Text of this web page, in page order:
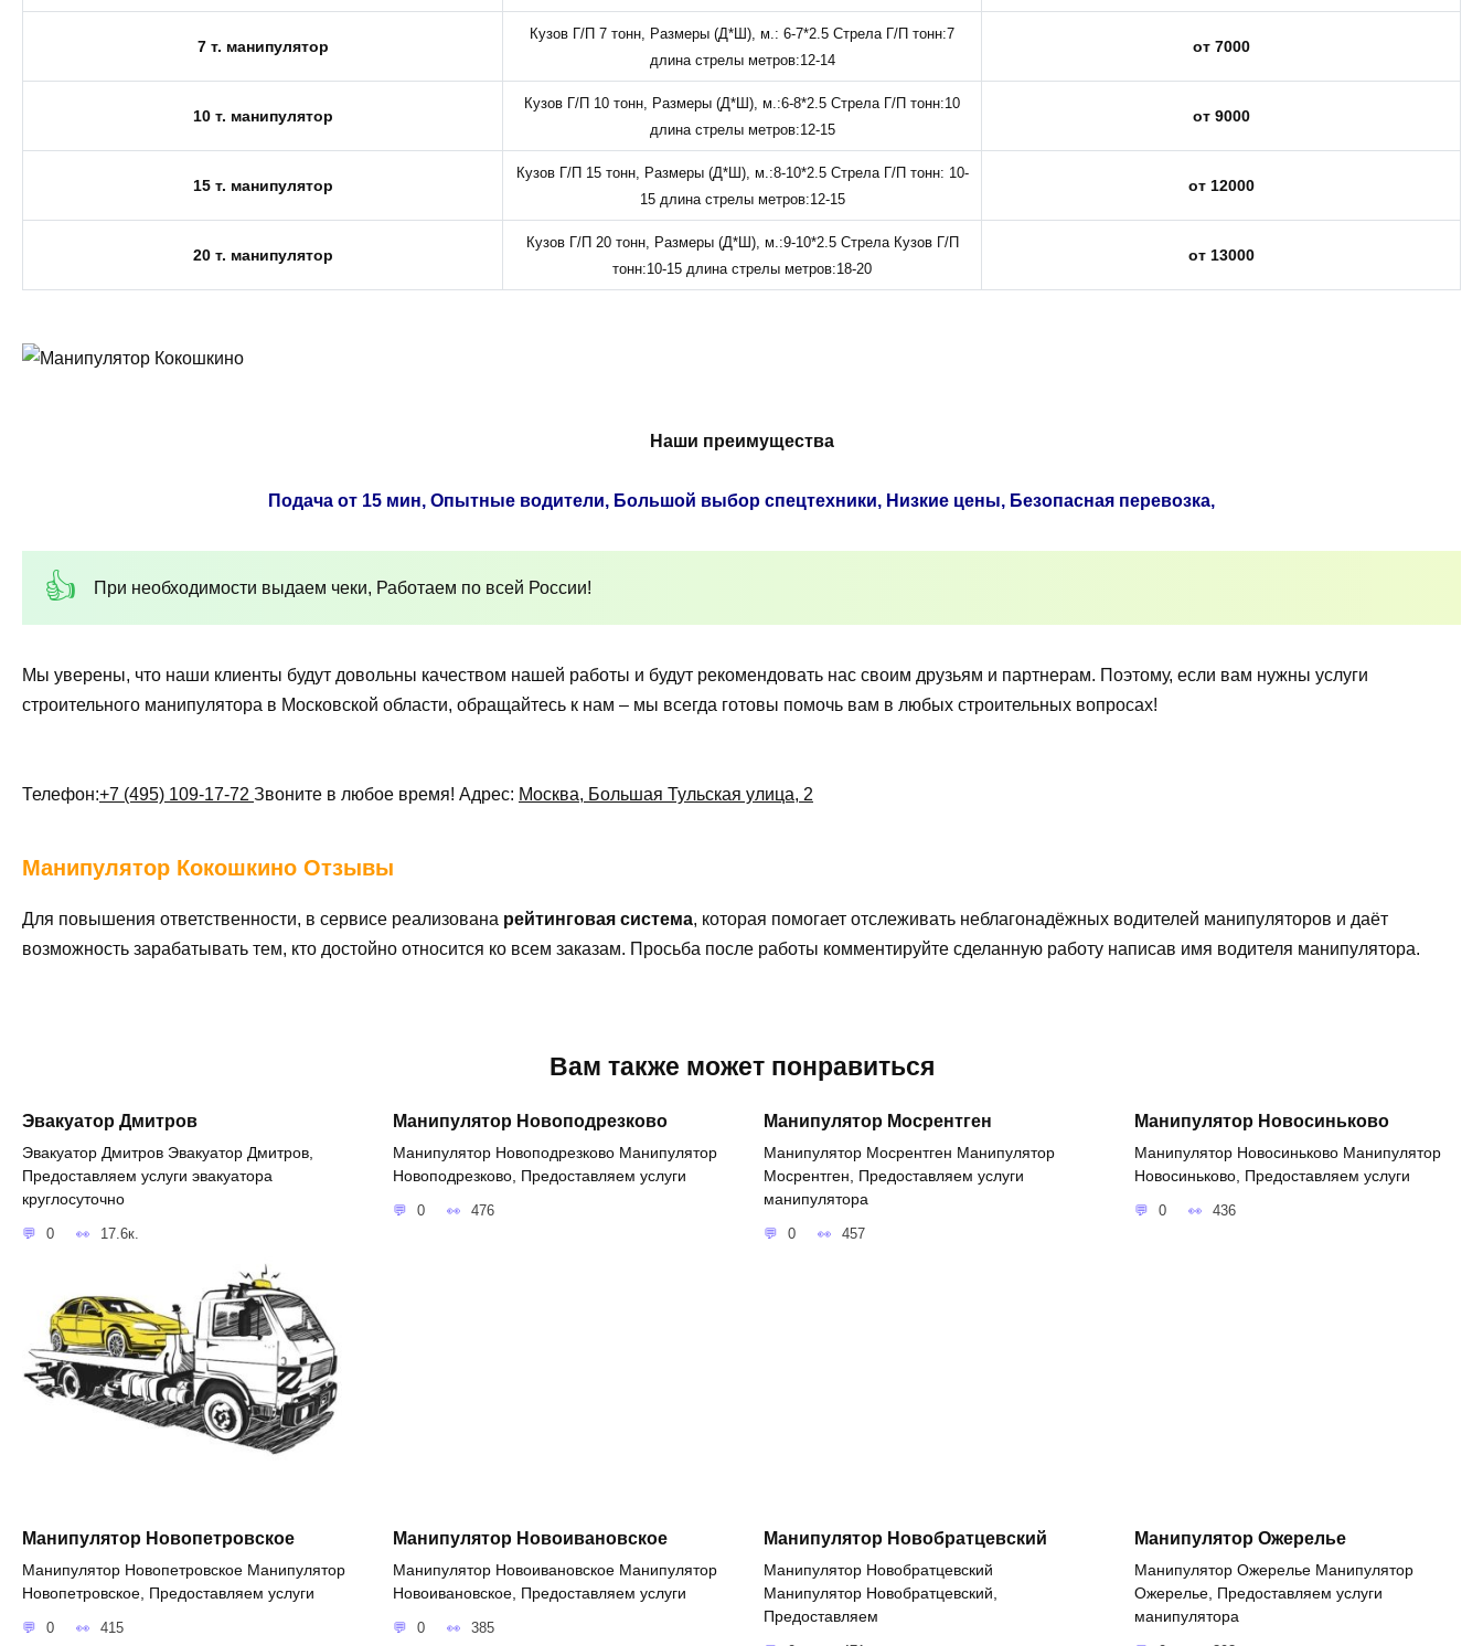
7 т. манипулятор
Кузов Г/П 7 тонн, Размеры (Д*Ш), м.: 6-7*2.5 Стрела Г/П тонн:7
длина стрелы метров:12-14
от 7000
10 т. манипулятор
Кузов Г/П 10 тонн, Размеры (Д*Ш), м.:6-8*2.5 Стрела Г/П тонн:10
длина стрелы метров:12-15
от 9000
15 т. манипулятор
Кузов Г/П 15 тонн, Размеры (Д*Ш), м.:8-10*2.5 Стрела Г/П тонн: 10-
15 длина стрелы метров:12-15
от 12000
20 т. манипулятор
Кузов Г/П 20 тонн, Размеры (Д*Ш), м.:9-10*2.5 Стрела Кузов Г/П
тонн:10-15 длина стрелы метров:18-20
от 13000
Наши преимущества
Подача от 15 мин, Опытные водители, Большой выбор спецтехники, Низкие цены, Безопасная перевозка,
При необходимости выдаем чеки, Работаем по всей России!
Мы уверены, что наши клиенты будут довольны качеством нашей работы и будут рекомендовать нас своим друзьям и партнерам. Поэтому, если вам нужны услуги
строительного манипулятора в Московской области, обращайтесь к нам – мы всегда готовы помочь вам в любых строительных вопросах!
Телефон:+7 (495) 109-17-72 Звоните в любое время! Адрес: Москва, Большая Тульская улица, 2
Манипулятор Кокошкино Отзывы
Для повышения ответственности, в сервисе реализована рейтинговая система, которая помогает отслеживать неблагонадёжных водителей манипуляторов и даёт
возможность зарабатывать тем, кто достойно относится ко всем заказам. Просьба после работы комментируйте сделанную работу написав имя водителя манипулятора.
Вам также может понравиться
Эвакуатор Дмитров
Эвакуатор Дмитров Эвакуатор Дмитров,
Предоставляем услуги эвакуатора
круглосуточно
0 17.6к.
Манипулятор Новоподрезково
Манипулятор Новоподрезково Манипулятор
Новоподрезково, Предоставляем услуги
0 476
Манипулятор Мосрентген
Манипулятор Мосрентген Манипулятор
Мосрентген, Предоставляем услуги
манипулятора
0 457
Манипулятор Новосиньково
Манипулятор Новосиньково Манипулятор
Новосиньково, Предоставляем услуги
0 436
Манипулятор Новопетровское
Манипулятор Новопетровское Манипулятор
Новопетровское, Предоставляем услуги
0 415
Манипулятор Новоивановское
Манипулятор Новоивановское Манипулятор
Новоивановское, Предоставляем услуги
0 385
Манипулятор Новобратцевский
Манипулятор Новобратцевский
Манипулятор Новобратцевский,
Предоставляем
Манипулятор Ожерелье
Манипулятор Ожерелье Манипулятор
Ожерелье, Предоставляем услуги
манипулятора